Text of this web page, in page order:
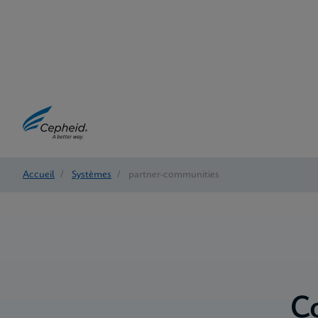
Accueil / Systèmes / partner-communities